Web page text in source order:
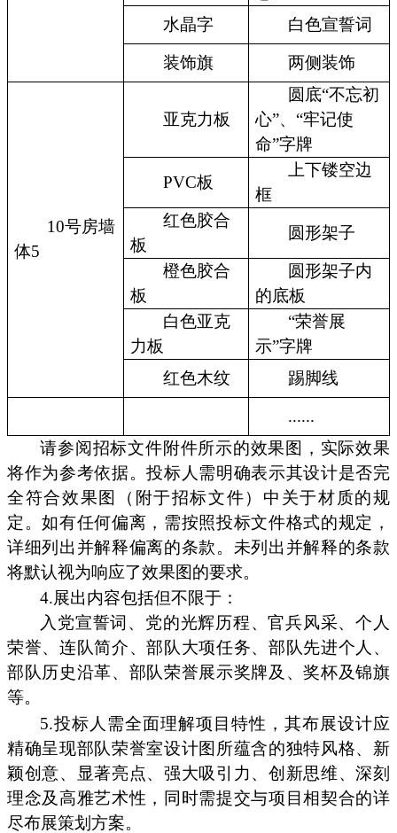
水晶字
白色宣誓词
装饰旗 两侧装饰
10号房墙
体5
亚克力板
圆底“不忘初
心”、“牢记使
命”字牌
PVC板
上下镂空边
框
红色胶合
板
圆形架子
橙色胶合
板
圆形架子内
的底板
白色亚克
力板
“荣誉展
示”字牌
红色木纹
踢脚线
......
请参阅招标文件附件所示的效果图，实际效果
将作为参考依据。投标人需明确表示其设计是否完
全符合效果图（附于招标文件）中关于材质的规
定。如有任何偏离，需按照投标文件格式的规定，
详细列出并解释偏离的条款。未列出并解释的条款
将默认视为响应了效果图的要求。
4.展出内容包括但不限于：
入党宣誓词、党的光辉历程、官兵风采、个人
荣誉、连队简介、部队大项任务、部队先进个人、
部队历史沿革、部队荣誉展示奖牌及、奖杯及锦旗
等。
5.投标人需全面理解项目特性，其布展设计应
精确呈现部队荣誉室设计图所蕴含的独特风格、新
颖创意、显著亮点、强大吸引力、创新思维、深刻
理念及高雅艺术性，同时需提交与项目相契合的详
尽布展策划方案。